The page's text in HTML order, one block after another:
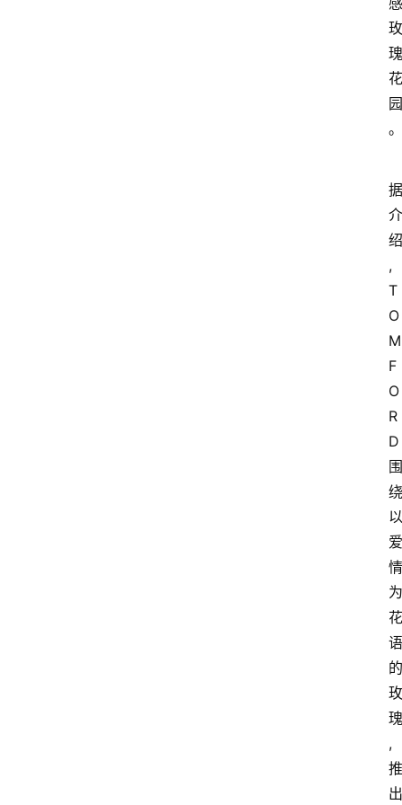
玫
瑰
花
园
。
据
介
绍
,
T
O
M
F
O
R
D
围
绕
以
爱
情
为
花
语
的
玫
瑰
,
推
出